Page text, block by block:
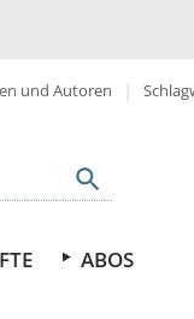
und Autoren
ABOS